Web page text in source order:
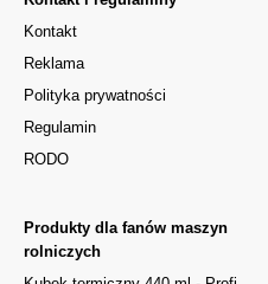
Kontakt
Reklama
Polityka prywatności
Regulamin
RODO
Produkty dla fanów maszyn
rolniczych